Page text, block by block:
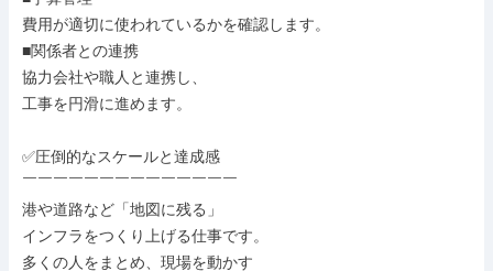
費用が適切に使われているかを確認します。
■関係者との連携
協力会社や職人と連携し、
工事を円滑に進めます。
✅圧倒的なスケールと達成感
￣￣￣￣￣￣￣￣￣￣￣￣￣￣
港や道路など「地図に残る」
インフラをつくり上げる仕事です。
多くの人をまとめ、現場を動かす